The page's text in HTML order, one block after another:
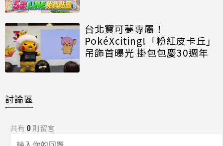
台北寶可夢專屬！
PokéXciting!「粉紅皮卡丘」
吊飾首曝光 掛包包慶30週年
討論區
共有 0則留言